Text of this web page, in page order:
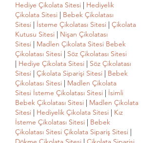
Hediye Çikolata Sitesi | Hediyelik
Çikolata Sitesi | Bebek Çikolatası
Sitesi | İsteme Çikolatası Sitesi | Çikolata
Kutusu Sitesi | Nişan Çikolatası
Sitesi | Madlen Çikolata Sitesi Bebek
Çikolatası Sitesi | Söz Çikolatası Sitesi
| Hediye Çikolata Sitesi | Söz Çikolatası
Sitesi | Çikolata Siparişi Sitesi | Bebek
Çikolatası Sitesi | Madlen Çikolata
Sitesi İsteme Çikolatası Sitesi | İsimli
Bebek Çikolatası Sitesi | Madlen Çikolata
Sitesi | Hediyelik Çikolata Sitesi | Kız
İsteme Çikolatası Sitesi | Bebek
Çikolatası Sitesi Çikolata Sipariş Sitesi |